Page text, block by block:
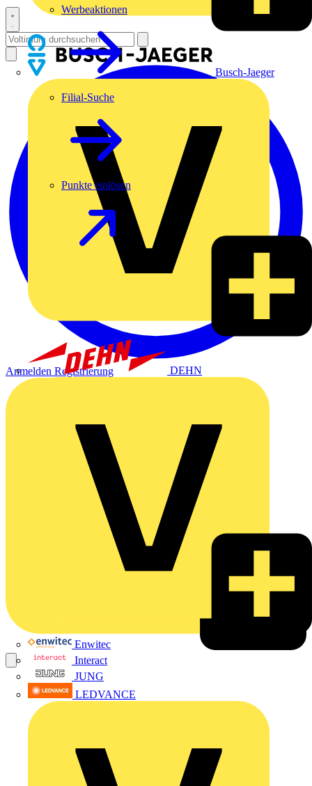
Busch-Jaeger
DEHN
Enwitec
Interact
JUNG
LEDVANCE
Werbeaktionen
Filial-Suche
Punkte einlösen
Anmelden Registrierung